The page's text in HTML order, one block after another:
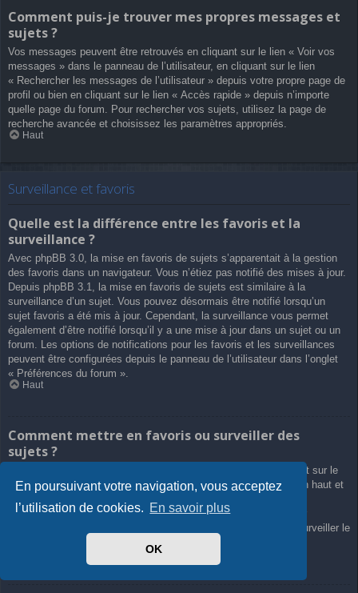
En poursuivant votre navigation, vous acceptez
l’utilisation de cookies. En savoir plus
OK
Comment puis-je trouver mes propres messages et
sujets ?
Vos messages peuvent être retrouvés en cliquant sur le lien « Voir vos
messages » dans le panneau de l’utilisateur, en cliquant sur le lien
« Rechercher les messages de l’utilisateur » depuis votre propre page de
profil ou bien en cliquant sur le lien « Accès rapide » depuis n’importe
quelle page du forum. Pour rechercher vos sujets, utilisez la page de
recherche avancée et choisissez les paramètres appropriés.
Haut
Surveillance et favoris
Quelle est la différence entre les favoris et la
surveillance ?
Avec phpBB 3.0, la mise en favoris de sujets s’apparentait à la gestion
des favoris dans un navigateur. Vous n’étiez pas notifié des mises à jour.
Depuis phpBB 3.1, la mise en favoris de sujets est similaire à la
surveillance d’un sujet. Vous pouvez désormais être notifié lorsqu’un
sujet favoris a été mis à jour. Cependant, la surveillance vous permet
également d’être notifié lorsqu’il y a une mise à jour dans un sujet ou un
forum. Les options de notifications pour les favoris et les surveillances
peuvent être configurées depuis le panneau de l’utilisateur dans l’onglet
« Préférences du forum ».
Haut
Comment mettre en favoris ou surveiller des
sujets ?
Vous pouvez ajouter aux favoris ou surveiller un sujet en cliquant sur le
lien approprié dans le menu « Outils de sujet », souvent placé en haut et
Répondre à un sujet en cochant la case du formulaire « M’avertir
lorsqu’une réponse est postée » vous permettra également de surveiller le